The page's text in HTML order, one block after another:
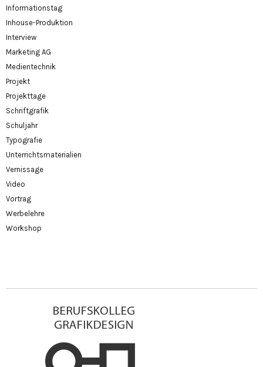
Informationstag
Inhouse-Produktion
Interview
Marketing AG
Medientechnik
Projekt
Projekttage
Schriftgrafik
Schuljahr
Typografie
Unterrichtsmaterialien
Vernissage
Video
Vortrag
Werbelehre
Workshop